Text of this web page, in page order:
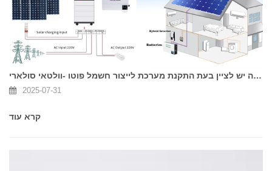
מה יש לציין בעת התקנת מערכת לייצור חשמל פוטו -וולטאי סולארי?
2025-07-31
קרא עוד